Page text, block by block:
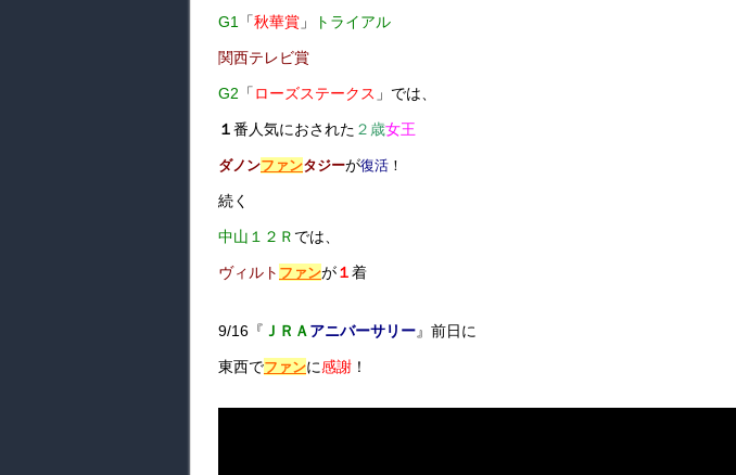
G1 「秋華賞 」 トライアル
関西テレビ賞
G2 「 ローズステークス 」では、
１番人気におされた ２歳女王
ダノンファンタジーが復活 ！
続く
中山１２Ｒ では、
ヴィルト ファンが１着
9/16『 ＪＲＡ アニバーサリー』前日に
東西でファンに感謝 ！